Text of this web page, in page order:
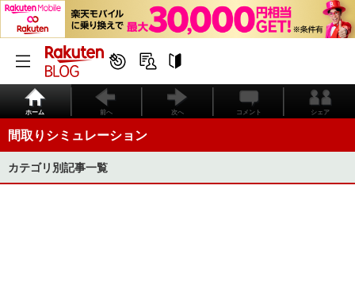
ホーム 前へ 次へ コメント シェア
間取りシミュレーション
カテゴリ別記事一覧